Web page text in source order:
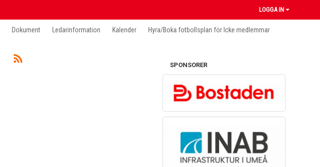
LOGGA IN
Dokument Ledarinformation Kalender Hyra/Boka fotbollsplan för Icke medlemmar
SPONSORER